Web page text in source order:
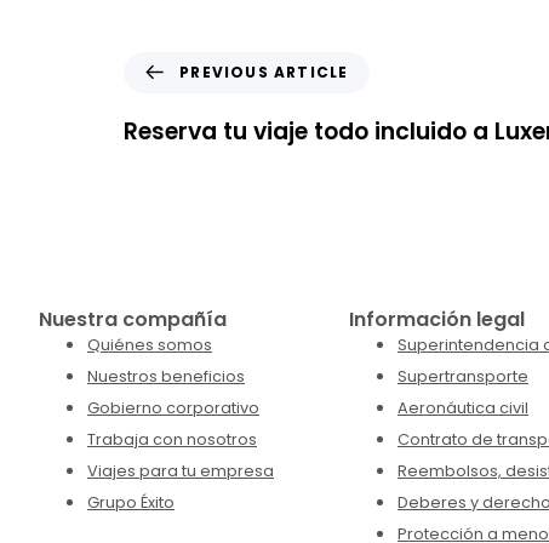
PREVIOUS ARTICLE
Reserva tu viaje todo incluido a
Nuestra compañía
Quiénes somos
Nuestros beneficios
Gobierno corporativo
Trabaja con nosotros
Viajes para tu empresa
Grupo Éxito
Información legal
Superintendencia
Supertransporte
Aeronáutica civil
Contrato de
Reembolsos,
Deberes y
Protección a